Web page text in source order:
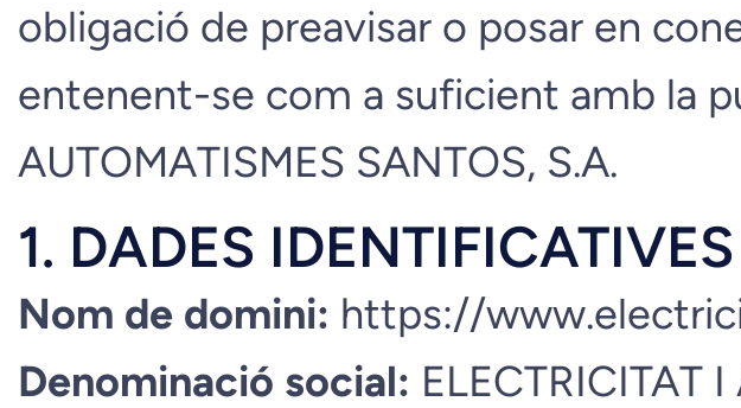
obligació de preavisar o posar en
entenent-se com a suficient amb la
AUTOMATISMES SANTOS, S.A.
1. DADES IDENTIFICATIVES
Nom de domini: https://
Denominació social: ELECTRICITAT